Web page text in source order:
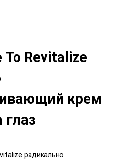
To Revitalize
крем
глаз
радикально